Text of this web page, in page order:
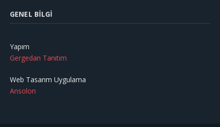
GENEL BILGI
Yapım
Gergedan Tanıtım
Web Tasarım Uygulama
Ansolon